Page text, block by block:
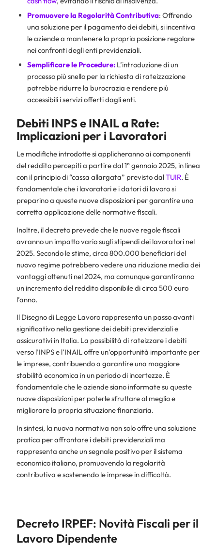
Promuovere la Regolarità Contributiva: Offrendo
una soluzione per il pagamento dei debiti, si incentiva
le aziende a mantenere la propria posizione regolare
nei confronti degli enti previdenziali.
Semplificare le Procedure:L’introduzione di un
processo più snello per la richiesta di rateizzazione
potrebbe ridurre la burocrazia e rendere più
accessibili i servizi offerti dagli enti.
Debiti INPS e INAIL a Rate:
Implicazioni per i Lavoratori
Le modifiche introdotte si applicheranno ai componenti
del reddito percepiti a partire dal 1° gennaio 2025, in linea
con il principio di “cassa allargata” previsto dalTUIR. È
fondamentale che i lavoratori e i datori di lavoro si
preparino a queste nuove disposizioni per garantire una
corretta applicazione delle normative fiscali.
Inoltre, il decreto prevede che le nuove regole fiscali
avranno un impatto vario sugli stipendi dei lavoratori nel
2025. Secondo le stime, circa 800.000 beneficiari del
nuovo regime potrebbero vedere una riduzione media dei
vantaggi ottenuti nel 2024, ma comunque garantiranno
un incremento del reddito disponibile di circa 500 euro
l’anno.
Il Disegno di Legge Lavoro rappresenta un passo avanti
significativo nella gestione dei debiti previdenziali e
assicurativi in Italia. La possibilità di rateizzare i debiti
verso l’INPS e l’INAIL offre un’opportunità importante per
le imprese, contribuendo a garantire una maggiore
stabilità economica in un periodo di incertezze. È
fondamentale che le aziende siano informate su queste
nuove disposizioni per poterle sfruttare al meglio e
migliorare la propria situazione finanziaria.
In sintesi, la nuova normativa non solo offre una soluzione
pratica per affrontare i debiti previdenziali ma
rappresenta anche un segnale positivo per il sistema
economico italiano, promuovendo la regolarità
contributiva e sostenendo le imprese in difficoltà.
Decreto IRPEF: Novità Fiscali per il
Lavoro Dipendente